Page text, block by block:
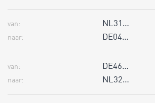
van: NL31…
naar: DE04…
van: DE46…
naar: NL32…